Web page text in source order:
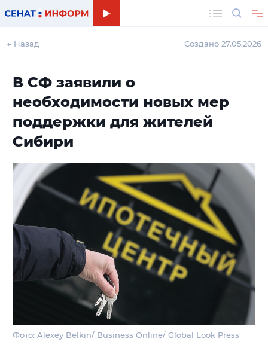
← Назад Создано 27.05.2026
В СФ заявили о
необходимости новых мер
поддержки для жителей
Сибири
Фото: Alexey Belkin/ Business Online/ Global Look Press